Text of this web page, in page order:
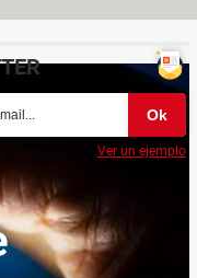
Ver un ejemplo